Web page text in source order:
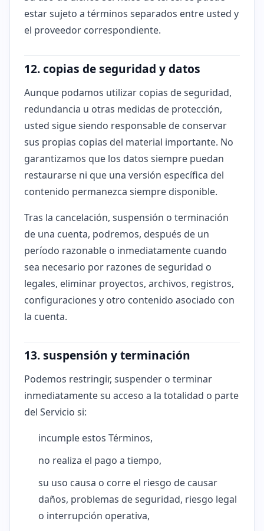
estar sujeto a términos separados entre usted y
el proveedor correspondiente.
12. copias de seguridad y datos
Aunque podamos utilizar copias de seguridad,
redundancia u otras medidas de protección,
usted sigue siendo responsable de conservar
sus propias copias del material importante. No
garantizamos que los datos siempre puedan
restaurarse ni que una versión específica del
contenido permanezca siempre disponible.
Tras la cancelación, suspensión o terminación
de una cuenta, podremos, después de un
período razonable o inmediatamente cuando
sea necesario por razones de seguridad o
legales, eliminar proyectos, archivos, registros,
configuraciones y otro contenido asociado con
la cuenta.
13. suspensión y terminación
Podemos restringir, suspender o terminar
inmediatamente su acceso a la totalidad o parte
del Servicio si:
incumple estos Términos,
no realiza el pago a tiempo,
su uso causa o corre el riesgo de causar
daños, problemas de seguridad, riesgo legal
o interrupción operativa,